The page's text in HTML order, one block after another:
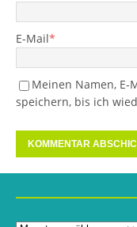
E-Mail*
Meinen Namen, E-
speichern, bis ich